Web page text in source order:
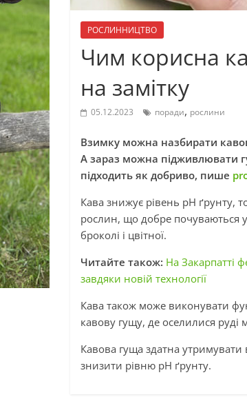
РОСЛИННИЦТВО
Чим корисна
на замітку
05.12.2023 поради, рослини
Взимку можна назбирати
А зараз можна підживлювати
підходить як добриво, пише
Кава знижує рівень pH ґрунту,
рослин, що добре почуваються
броколі і цвітної.
Читайте також: На Закарпатті
завдяки новій технології
Кава також може виконувати
кавову гущу, де оселилися руді
Кавова гуща здатна утримувати
знизити рівню pH ґрунту.